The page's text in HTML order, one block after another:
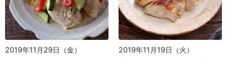
2019年11月29日（金） 2019年11月19日（火）